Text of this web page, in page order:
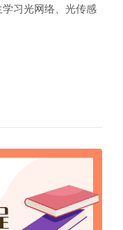
习光网络、光传感